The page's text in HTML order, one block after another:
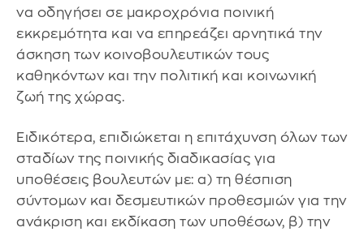
να οδηγήσει σε μακροχρόνια ποινική
εκκρεμότητα και να επηρεάζει αρνητικά την
άσκηση των κοινοβουλευτικών τους
καθηκόντων και την πολιτική και κοινωνική
ζωή της χώρας.
Ειδικότερα, επιδιώκεται η επιτάχυνση όλων των
σταδίων της ποινικής διαδικασίας για
υποθέσεις βουλευτών με: α) τη θέσπιση
σύντομων και δεσμευτικών προθεσμιών για την
ανάκριση και εκδίκαση των υποθέσων, β) την